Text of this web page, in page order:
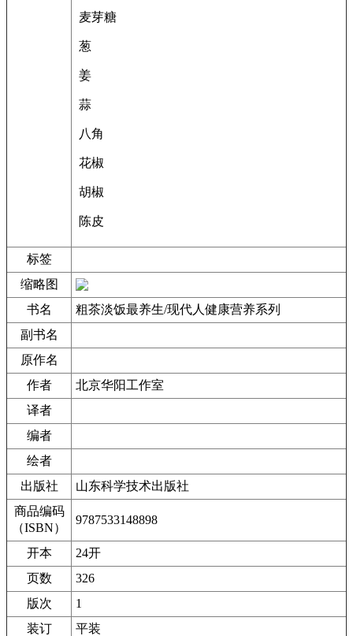
麦芽糖
葱
姜
蒜
八角
花椒
胡椒
陈皮
标签
缩略图
书名
粗茶淡饭最养生/现代人健康营养系列
副书名
原作名
作者
北京华阳工作室
译者
编者
绘者
出版社
山东科学技术出版社
商品编码
（ISBN）
9787533148898
开本
24开
页数
326
版次
1
装订
平装